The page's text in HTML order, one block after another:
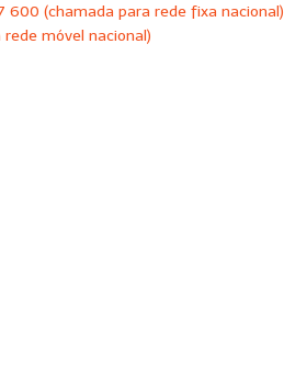
600 (chamada para rede fixa nacional)
móvel nacional)